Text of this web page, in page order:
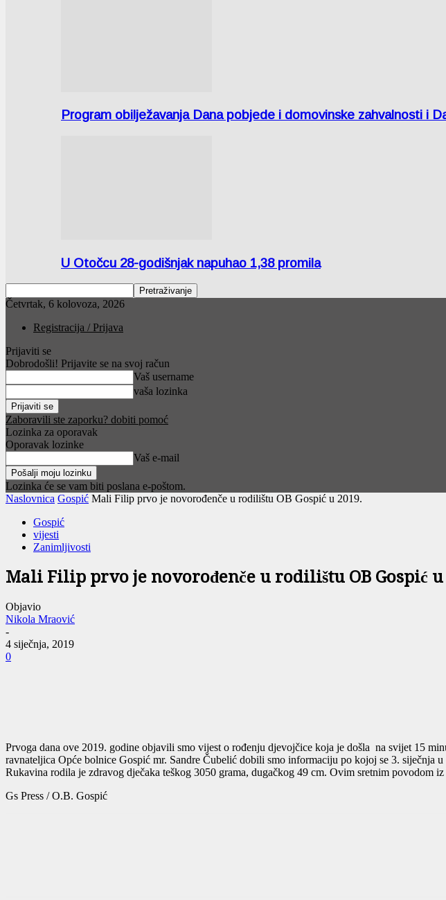
Program obilježavanja Dana pobjede i domovinske zahvalnosti i
U Otočcu 28-godišnjak napuhao 1,38 promila
Četvrtak, 6 kolovoza, 2026
Registracija / Prijava
Prijaviti se
Dobrodošli! Prijavite se na svoj račun
Vaš username
vaša lozinka
Zaboravili ste zaporku? dobiti pomoć
Lozinka za oporavak
Oporavak lozinke
Vaš e-mail
Lozinka će se vam biti poslana e-poštom.
Naslovnica Gospić Mali Filip prvo je novorođenče u rodilištu OB Gospić u 2019.
Gospić
vijesti
Zanimljivosti
Mali Filip prvo je novorođenče u rodilištu OB Gospić u
Objavio
Nikola Mraović
-
4 siječnja, 2019
0
Prvoga dana ove 2019. godine objavili smo vijest o rođenju djevojčice koja je došla na svijet 15
ravnateljica Opće bolnice Gospić mr. Sandre Čubelić dobili smo informaciju po kojoj se 3.
Rukavina rodila je zdravog dječaka teškog 3050 grama, dugačkog 49 cm. Ovim sretnim
Gs Press / O.B. Gospić